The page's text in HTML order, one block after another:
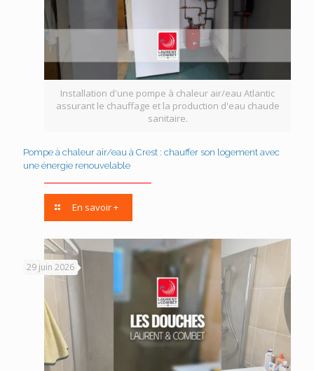
Installation d'une pompe à chaleur air/eau Atlantic
assurant le chauffage et la production d'eau chaude
sanitaire.
Pompe à chaleur air/eau à Crest : chauffer son logement avec
une énergie renouvelable
En savoir +
29 juin 2026